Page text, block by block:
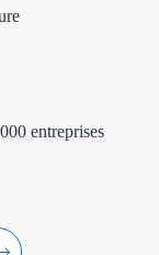
de A à H
Aides Région
entreprises